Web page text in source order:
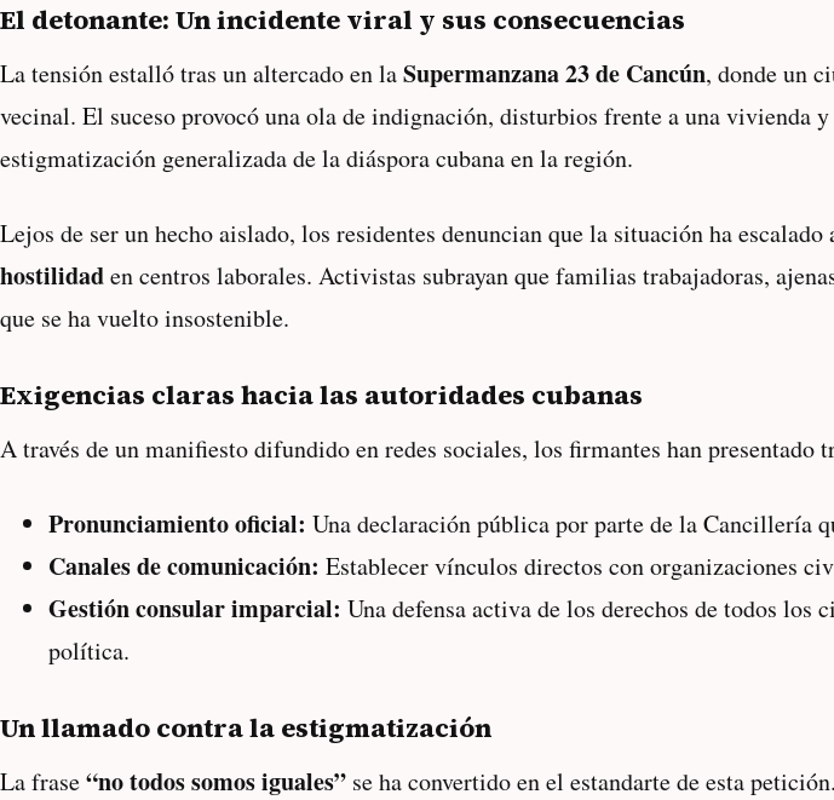
El detonante: Un incidente viral y sus consecuencias
La tensión estalló tras un altercado en laSupermanzana 23 de Cancún, donde un
vecinal. El suceso provocó una ola de indignación, disturbios frente a una
estigmatización generalizada de la diáspora cubana en la región.
Lejos de ser un hecho aislado, los residentes denuncian que la situación ha escalado
hostilidaden centros laborales. Activistas subrayan que familias trabajadoras,
que se ha vuelto insostenible.
Exigencias claras hacia las autoridades cubanas
A través de un manifiesto difundido en redes sociales, los firmantes han presentado
Pronunciamiento oficial: Una declaración pública por parte de la Cancillería
Canales de comunicación: Establecer vínculos directos con organizaciones
Gestión consular imparcial: Una defensa activa de los derechos de todos
política.
Un llamado contra la estigmatización
La frase“no todos somos iguales” se ha convertido en el estandarte de esta